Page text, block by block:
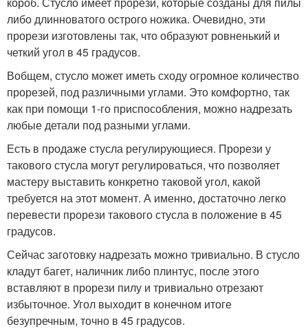
либо длинноватого острого ножика. Очевидно, эти
прорези изготовлены так, что образуют ровненький и
четкий угол в 45 градусов.
Вобщем, стусло может иметь сходу огромное количество
прорезей, под различными углами. Это комфортно, так
как при помощи 1-го приспособления, можно надрезать
любые детали под разными углами.
Есть в продаже стусла регулирующиеся. Прорези у
такового стусла могут регулироваться, что позволяет
мастеру выставить конкретно таковой угол, какой
требуется на этот момент. А именно, достаточно легко
перевести прорези такового стусла в положение в 45
градусов.
Сейчас заготовку надрезать можно тривиально. В стусло
кладут багет, наличник либо плинтус, после этого
вставляют в прорези пилу и тривиально отрезают
избыточное. Угол выходит в конечном итоге
безупречным, точно в 45 градусов.